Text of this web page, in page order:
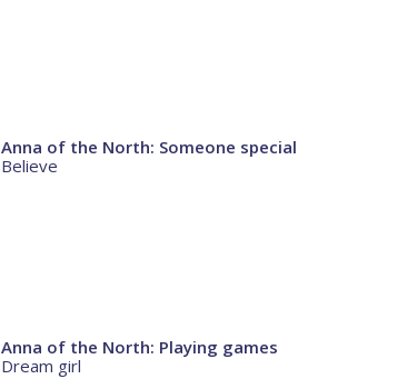
Anna of the North: Someone special
Believe
Anna of the North: Playing games
Dream girl